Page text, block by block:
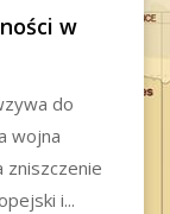
w
do
wojna
zniszczenie
i...